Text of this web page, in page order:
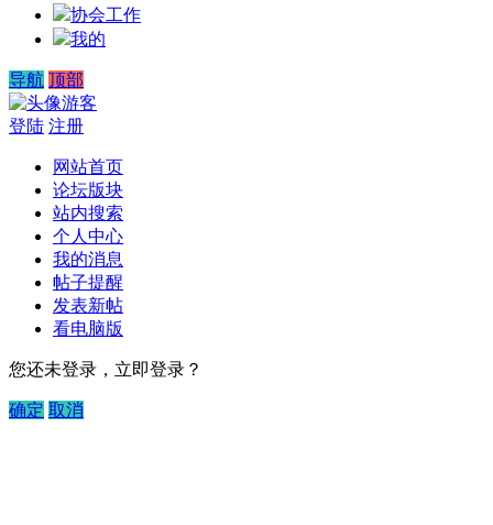
协会工作
我的
导航 顶部
游客
登陆 注册
网站首页
论坛版块
站内搜索
个人中心
我的消息
帖子提醒
发表新帖
看电脑版
您还未登录，立即登录？
确定 取消